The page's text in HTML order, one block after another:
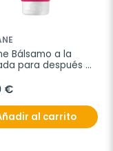
Bálsamo a la
para después
€
al carrito